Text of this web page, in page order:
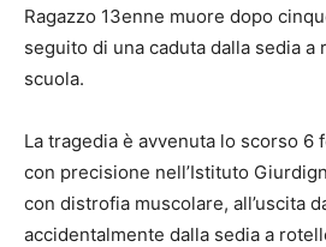
Ragazzo 13enne muore dopo
seguito di una caduta dalla sedia a
scuola.
La tragedia è avvenuta lo scorso 6
con precisione nell’Istituto
con distrofia muscolare, all’uscita
accidentalmente dalla sedia a